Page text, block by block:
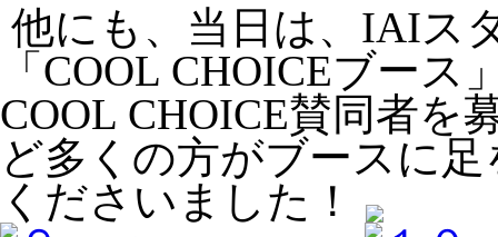
他にも、当日は、IAIス
「COOL CHOICEブース
COOL CHOICE賛同者を
ど多くの方がブースに
くださいました！